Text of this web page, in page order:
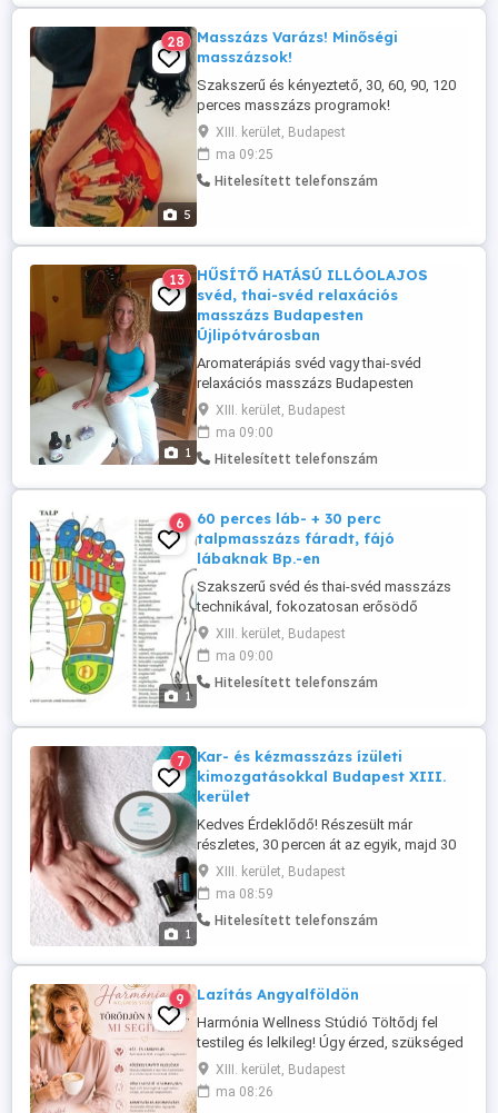
5
28
Masszázs Varázs! Minőségi
masszázsok!
Szakszerű és kényeztető, 30, 60, 90, 120
perces masszázs programok!
Szakképzett, több éves gyakorlattal
rendelkező, megbízható, magyar
masszőz vagyok! Várom igényes
vendégeimet, egy testet-lelket kényeztető,
svédmasszázsra! A ...
XIII. kerület, Budapest
ma 09:25
Hitelesített telefonszám
1
13
HŰSÍTŐ HATÁSÚ ILLÓOLAJOS
svéd, thai-svéd relaxációs
masszázs Budapesten
Újlipótvárosban
Aromaterápiás svéd vagy thai-svéd
relaxációs masszázs Budapesten
Újlipótvárosban terápiás minősítésű
gyógynövény illóolajokkal. A relaxációs
masszázs 90 vagy 120 perces teljes
testmasszázs, erőteljes, gyúró fogások
oldják ...
XIII. kerület, Budapest
ma 09:00
Hitelesített telefonszám
1
6
60 perces láb- + 30 perc
talpmasszázs fáradt, fájó
lábaknak Bp.-en
Szakszerű svéd és thai-svéd masszázs
technikával, fokozatosan erősödő
fogásokkal történő lábmasszázs és
talpmasszázs 90 percben, melyet
aromaterápiás gyógynövény illóolajokkal
is kérhetnek. Újlipótvárosban fogadom
Nyitvatartás: 9-21 Lehel tér A masszázs
elején ...
XIII. kerület, Budapest
ma 09:00
Hitelesített telefonszám
1
7
Kar- és kézmasszázs ízületi
kimozgatásokkal Budapest XIII.
kerület
Kedves Érdeklődő! Részesült már
részletes, 30 percen át az egyik, majd 30
percen át a másik karját és kezét
alaposan átdolgozó masszázsban? Ez a
görcsoldó, izomlazító, ízületi
kimozgatásokkal és gyógynövény
svédmasszázs kezelés különösen
hasznos lehet, ha sokat használja ...
XIII. kerület, Budapest
ma 08:59
Hitelesített telefonszám
9 Lazítás Angyalföldön
Harmónia Wellness Stúdió Töltődj fel
testileg és lelkileg! Úgy érzed, szükséged
lenne egy kis énidőre? A mindennapi
rohanás, stressz és fáradtság után
megérdemelsz egy helyet, ahol csak
XIII. kerület, Budapest
ma 08:26